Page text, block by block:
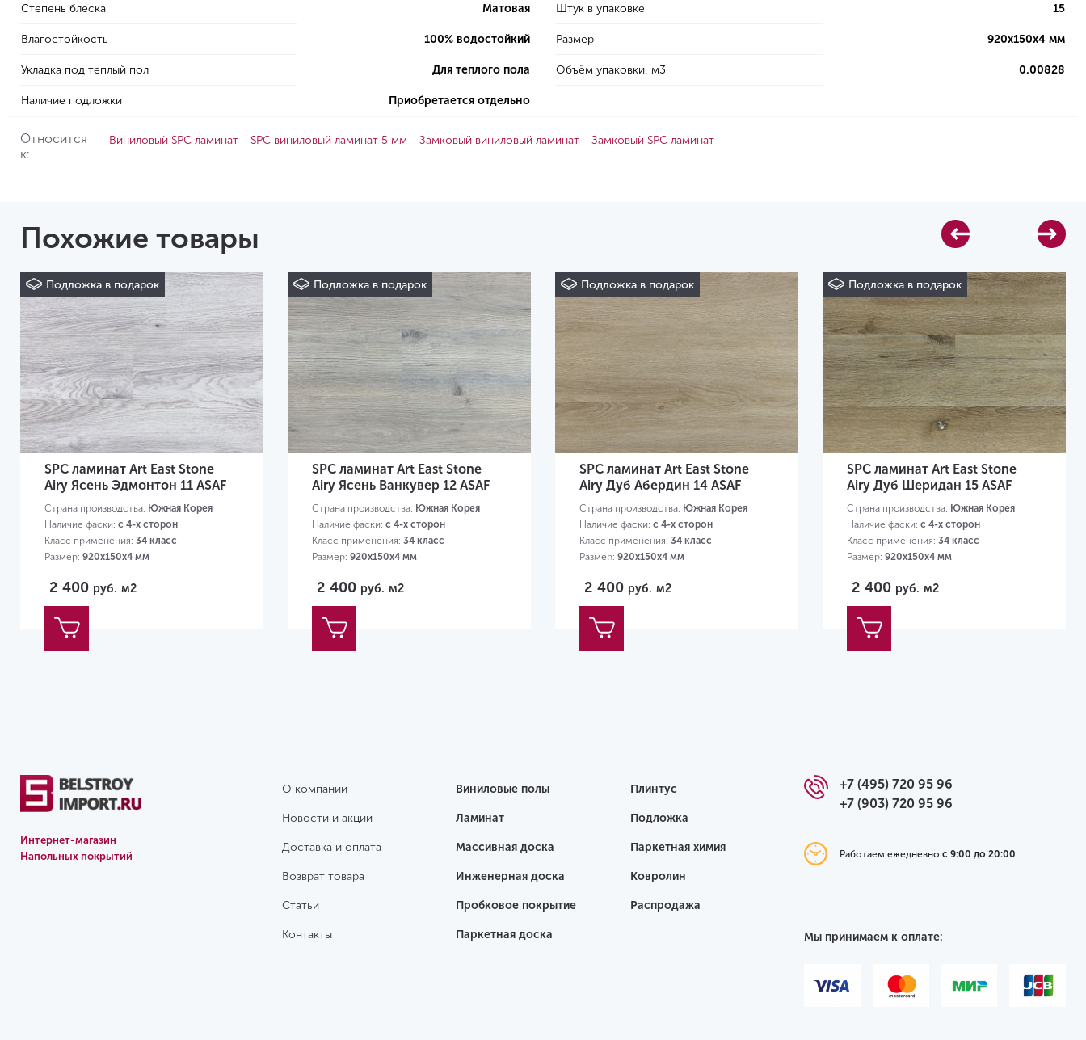
Степень блеска Матовая
Влагостойкость 100% водостойкий
Укладка под теплый пол Для теплого пола
Наличие подложки Приобретается отдельно
Штук в упаковке 15
Размер 920х150х4 мм
Объём упаковки, м3 0.00828
Относится
к:
Виниловый SPC ламинат SPC виниловый ламинат 5 мм Замковый виниловый ламинат Замковый SPC ламинат
Похожие товары
Подложка в подарок
SPC ламинат Art East Stone
Airy Ясень Эдмонтон 11 ASAF
Страна производства: Южная Корея
Наличие фаски: с 4-х сторон
Класс применения: 34 класс
Размер: 920х150х4 мм
2 400 руб. м2
Подложка в подарок
SPC ламинат Art East Stone
Airy Ясень Ванкувер 12 ASAF
Страна производства: Южная Корея
Наличие фаски: с 4-х сторон
Класс применения: 34 класс
Размер: 920х150х4 мм
2 400 руб. м2
Подложка в подарок
SPC ламинат Art East Stone
Airy Дуб Абердин 14 ASAF
Страна производства: Южная Корея
Наличие фаски: с 4-х сторон
Класс применения: 34 класс
Размер: 920х150х4 мм
2 400 руб. м2
Подложка в подарок
SPC ламинат Art East Stone
Airy Дуб Шеридан 15 ASAF
Страна производства: Южная Корея
Наличие фаски: с 4-х сторон
Класс применения: 34 класс
Размер: 920х150х4 мм
2 400 руб. м2
Интернет-магазин
Напольных покрытий
О компании
Новости и акции
Доставка и оплата
Возврат товара
Статьи
Контакты
Виниловые полы
Ламинат
Массивная доска
Инженерная доска
Пробковое покрытие
Паркетная доска
Плинтус
Подложка
Паркетная химия
Ковролин
Распродажа
+7 (495) 720 95 96
+7 (903) 720 95 96
Работаем ежедневнос 9:00 до 20:00
Мы принимаем к оплате: